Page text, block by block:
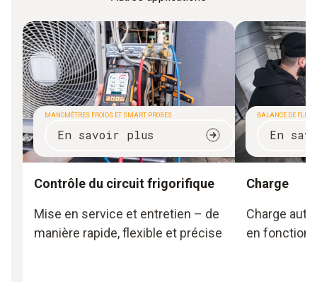
MANOMÈTRES FROIDS ET SMART PROBES
En savoir plus
Contrôle du circuit frigorifique
Mise en service et entretien – de
manière rapide, flexible et précise
BALANCE DE
En
Charge
Charge
en fonction